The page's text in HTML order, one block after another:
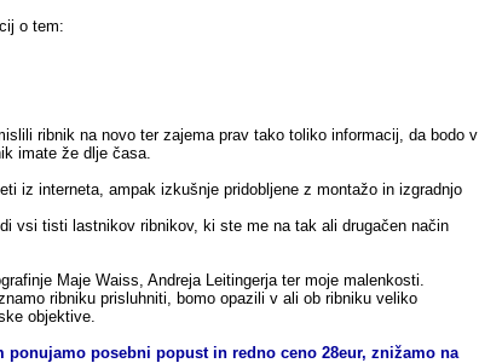
o tem:
ribnik na novo ter zajema prav tako toliko informacij, da bodo v
imate že dlje časa.
iz interneta, ampak izkušnje pridobljene z montažo in izgradnjo
vsi tisti lastnikov ribnikov, ki ste me na tak ali drugačen način
Maje Waiss, Andreja Leitingerja ter moje malenkosti.
ribniku prisluhniti, bomo opazili v ali ob ribniku veliko
objektive.
posebni popust in redno ceno 28eur, znižamo na